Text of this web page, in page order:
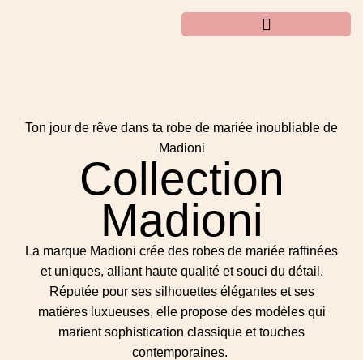
Ton jour de rêve dans ta robe de mariée inoubliable de
Madioni
Collection
Madioni
La marque Madioni crée des robes de mariée raffinées
et uniques, alliant haute qualité et souci du détail.
Réputée pour ses silhouettes élégantes et ses
matières luxueuses, elle propose des modèles qui
marient sophistication classique et touches
contemporaines.